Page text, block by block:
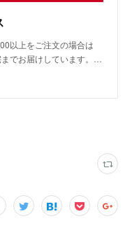
以上をご注文の場合は
でお届けしています。…